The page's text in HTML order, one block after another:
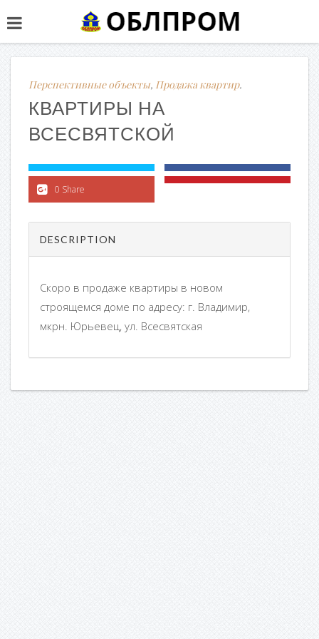
Перспективные объекты, Продажа квартир.
КВАРТИРЫ НА
ВСЕСВЯТСКОЙ
0 Share
DESCRIPTION
Скоро в продаже квартиры в новом
строящемся доме по адресу: г. Владимир,
мкрн. Юрьевец, ул. Всесвятская